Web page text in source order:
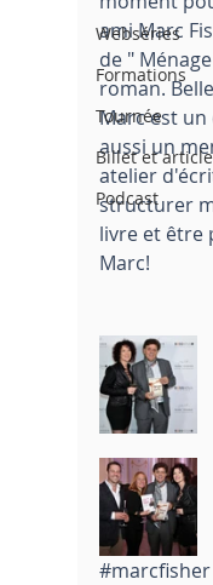
Webséries
Formations
Tournée
Billet et article
Podcast
ami Marc
de "
roman.
Marc est
aussi un
atelier
structurer
livre et être
Marc!
#marcfisher